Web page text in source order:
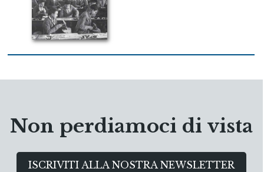
Non perdiamoci di vista
ISCRIVITI ALLA NOSTRA NEWSLETTER